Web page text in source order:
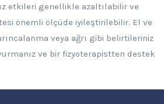
etkileri genellikle azaltılabilir ve
önemli ölçüde iyileştirilebilir. El ve
veya ağrı gibi belirtileriniz
ve bir fizyoterapistten destek